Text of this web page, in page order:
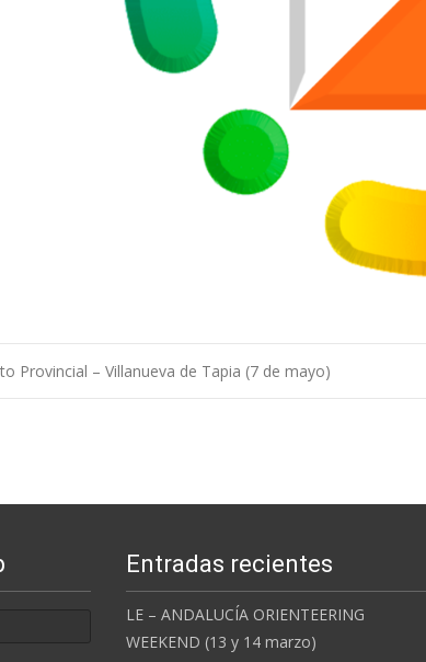
Provincial – Villanueva de Tapia (7 de mayo)
Entradas recientes
LE – ANDALUCÍA ORIENTEERING
WEEKEND (13 y 14 marzo)